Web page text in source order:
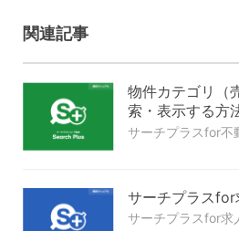
関連記事
物件カテゴリ（
索・表示する方
サーチプラスfor不
サーチプラスfor
サーチプラスfor求